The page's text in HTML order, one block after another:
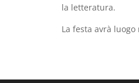
la letteratura.
La festa avrà